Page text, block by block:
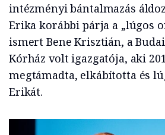
intézményi bántalmazás
Erika korábbi párja a „lúgos
ismert Bene Krisztián, a
Kórház volt igazgatója, aki
megtámadta, elkábította és
Erikát.